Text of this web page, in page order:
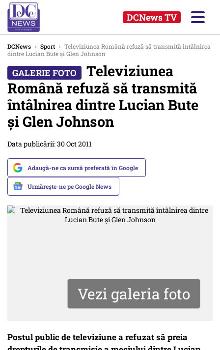
DCNews TV
DCNews › Sport › Televiziunea Română refuză să transmită întâlnirea
dintre Lucian Bute și Glen Johnson
Televiziunea
Română refuză să transmită
întâlnirea dintre Lucian Bute
și Glen Johnson
Data publicării: 30 Oct 2011
Adaugă-ne ca sursă preferată în Google
Urmărește-ne pe Google News
Vezi galeria foto
Postul public de televiziune a refuzat să preia